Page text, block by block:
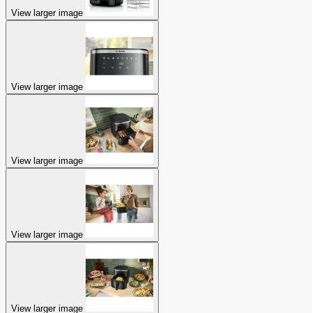
View larger image
View larger image
View larger image
View larger image
View larger image